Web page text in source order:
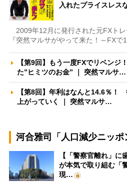
入れたプライスレス
2009年12月に発行された元FXト
『突然マルサがやって来た！～FXで
【第9回】もう一度FXでリベン
た”ヒミツのお金” ｜ 突然マルサ…
【第8回】年利はなんと14.6％！
上がっていく ｜ 突然マルサ…
河合雅司「人口減少ニッポ
【「警察官離れ」に
が本気で取り組む「
現…